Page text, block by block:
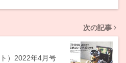
次の記事
）2022年4月号